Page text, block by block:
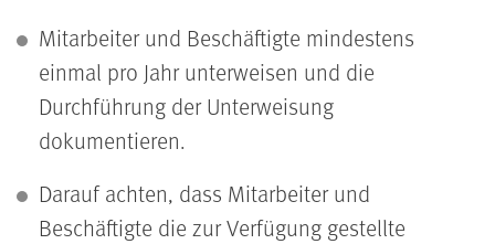
Mitarbeiter und Beschäftigte mindestens
einmal pro Jahr unterweisen und die
Durchführung der Unterweisung
dokumentieren.
Darauf achten, dass Mitarbeiter und
Beschäftigte die zur Verfügung gestellte